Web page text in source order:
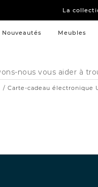
La
15 % –
La
Nouveautés Meubles
Carte-cadeau électronique